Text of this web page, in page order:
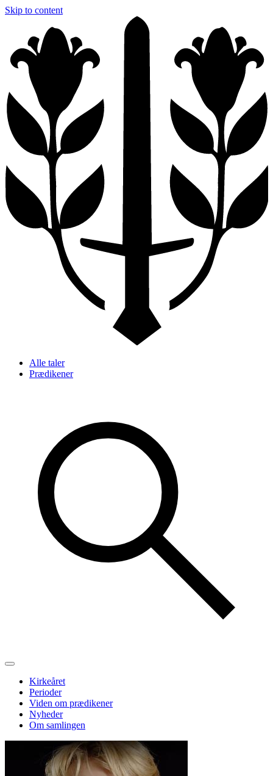
Skip to content
Alle taler
Prædikener
Kirkeåret
Perioder
Viden om prædikener
Nyheder
Om samlingen